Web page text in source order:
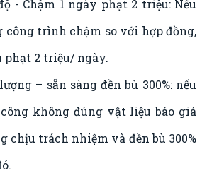
- Chậm 1 ngày phạt 2 triệu: Nếu
trình chậm so với hợp đồng,
phạt 2 triệu/ ngày.
– sẵn sàng đền bù 300%: nếu
không đúng vật liệu báo giá
chịu trách nhiệm và đền bù 300%